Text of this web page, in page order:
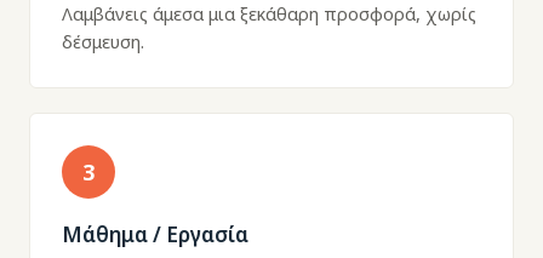
Λαμβάνεις άμεσα μια ξεκάθαρη προσφορά, χωρίς
δέσμευση.
3
Μάθημα / Εργασία